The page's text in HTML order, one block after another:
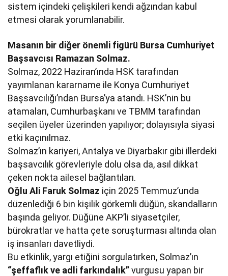
sistem içindeki çelişkileri kendi ağzından kabul
etmesi olarak yorumlanabilir.
Masanın bir diğer önemli figürü Bursa Cumhuriyet
Başsavcısı Ramazan Solmaz.
Solmaz, 2022 Haziran’ında HSK tarafından
yayımlanan kararname ile Konya Cumhuriyet
Başsavcılığı’ndan Bursa’ya atandı. HSK’nin bu
atamaları, Cumhurbaşkanı ve TBMM tarafından
seçilen üyeler üzerinden yapılıyor; dolayısıyla siyasi
etki kaçınılmaz.
Solmaz’ın kariyeri, Antalya ve Diyarbakır gibi illerdeki
başsavcılık görevleriyle dolu olsa da, asıl dikkat
çeken nokta ailesel bağlantıları.
Oğlu Ali Faruk Solmaz için 2025 Temmuz’unda
düzenlediği 6 bin kişilik görkemli düğün, skandalların
başında geliyor. Düğüne AKP’li siyasetçiler,
bürokratlar ve hatta çete soruşturması altında olan
iş insanları davetliydi.
Bu etkinlik, yargı etiğini sorgulatırken, Solmaz’ın
“şeffaflık ve adli farkındalık”vurgusu yapan bir